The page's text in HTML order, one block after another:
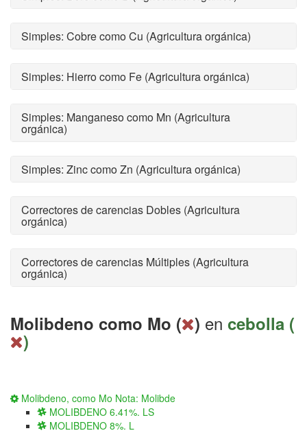
Simples: Cobre como Cu (Agricultura orgánica)
Simples: Hierro como Fe (Agricultura orgánica)
Simples: Manganeso como Mn (Agricultura
orgánica)
Simples: Zinc como Zn (Agricultura orgánica)
Correctores de carencias Dobles (Agricultura
orgánica)
Correctores de carencias Múltiples (Agricultura
orgánica)
Molibdeno como Mo ( ) en cebolla (
)
Molibdeno, como Mo Nota: Molibde
MOLIBDENO 6.41%. LS
MOLIBDENO 8%. L